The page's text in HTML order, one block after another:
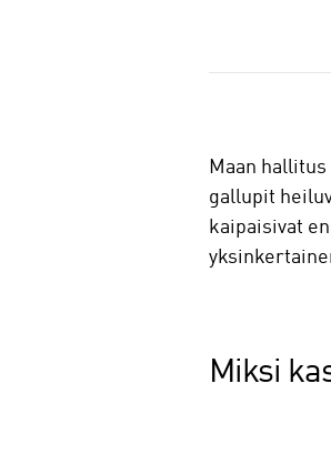
a
Maan
gallupit
kaipaisivat
Miksi